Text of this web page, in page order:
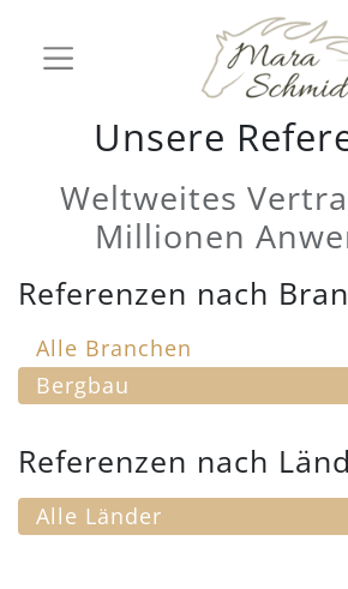
Unsere
Weltweites
Millionen
Referenzen nach
Alle Branchen
Bergbau
Referenzen nach
Alle Länder